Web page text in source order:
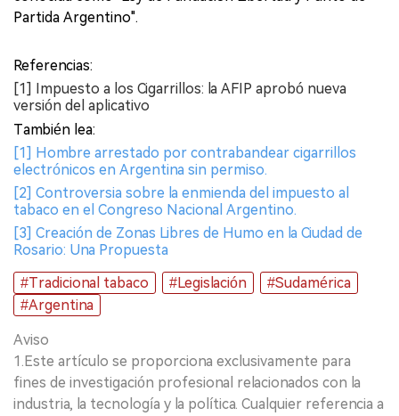
Partida Argentino".
Referencias:
[1] Impuesto a los Cigarrillos: la AFIP aprobó nueva
versión del aplicativo
También lea:
[1] Hombre arrestado por contrabandear cigarrillos
electrónicos en Argentina sin permiso.
[2] Controversia sobre la enmienda del impuesto al
tabaco en el Congreso Nacional Argentino.
[3] Creación de Zonas Libres de Humo en la Ciudad de
Rosario: Una Propuesta
#Tradicional tabaco
#Legislación
#Sudamérica
#Argentina
Aviso
1.Este artículo se proporciona exclusivamente para
fines de investigación profesional relacionados con la
industria, la tecnología y la política. Cualquier referencia a